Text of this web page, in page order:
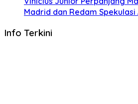
Madrid dan Redam Spekulasi
Info Terkini